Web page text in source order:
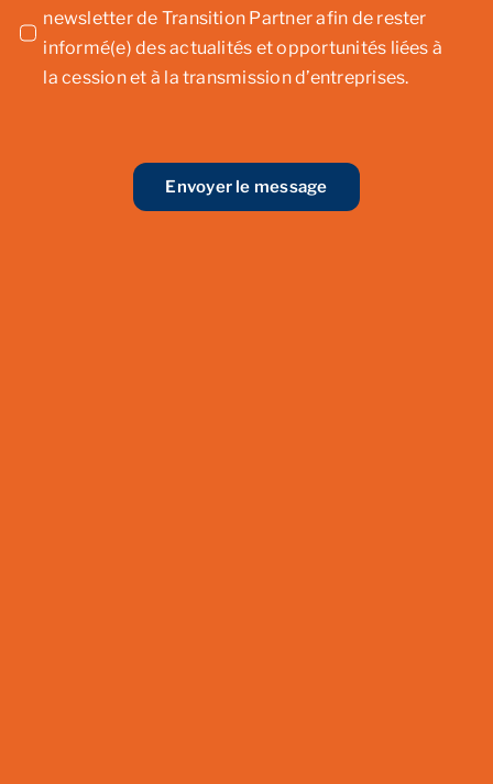
newsletter de Transition Partner afin de rester
informé(e) des actualités et opportunités liées à
la cession et à la transmission d’entreprises.
Envoyer le message